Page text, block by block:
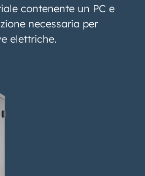
contenente un PC e
necessaria per
elettriche.